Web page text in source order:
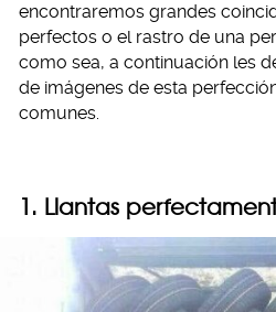
encontraremos grandes
perfectos o el rastro de una
como sea, a continuación les
de imágenes de esta
comunes.
1. Llantas